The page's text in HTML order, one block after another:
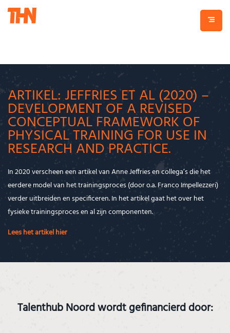
ARTIKEL: JEFFRIES ET AL (2020) –
DEVELOPMENT OF A REVISED
CONCEPTUAL FRAMEWORK OF
PHYSICAL TRAINING FOR USE IN
RESEARCH AND PRACTICE.
In 2020 verscheen een artikel van Anne Jeffries en collega’s die het
eerdere model van het trainingsproces (door o.a. Franco Impellezzeri)
verder uitbreiden en specificeren. In het artikel gaat het over het
fysieke trainingsproces en al zijn componenten.
Lees het artikel hier
Talenthub Noord wordt gefinancierd door: